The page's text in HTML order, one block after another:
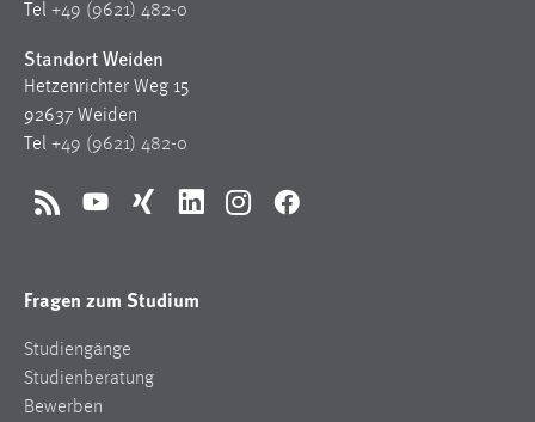
Tel +49 (9621) 482-0
Standort Weiden
Hetzenrichter Weg 15
92637 Weiden
Tel +49 (9621) 482-0
RSS YouTubeXing LinkedInInstagramFacebook
Fragen zum Studium
Studiengänge
Studienberatung
Bewerben